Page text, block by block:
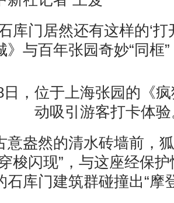
门居然还有这样的‘打
》与百年张园奇妙“同框
，位于上海张园的《疯
动吸引游客打卡体
然的清水砖墙前，狐
梭闪现”，与这座经保
石库门建筑群碰撞出“摩